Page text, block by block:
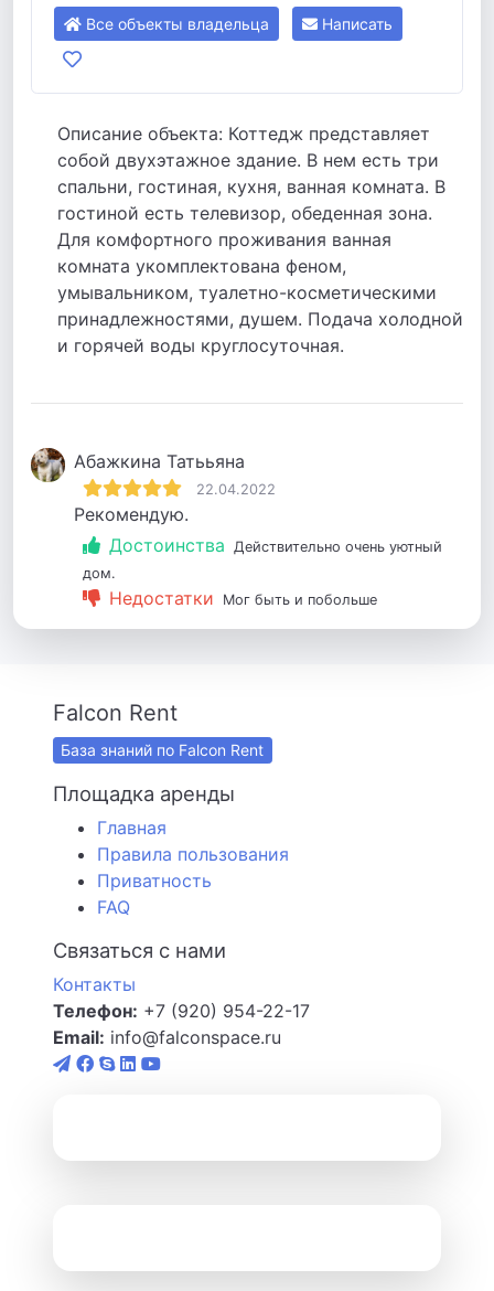
Все объекты владельца Написать
Описание объекта: Коттедж представляет
собой двухэтажное здание. В нем есть три
спальни, гостиная, кухня, ванная комната. В
гостиной есть телевизор, обеденная зона.
Для комфортного проживания ванная
комната укомплектована феном,
умывальником, туалетно-косметическими
принадлежностями, душем. Подача холодной
и горячей воды круглосуточная.
Абажкина Татььяна
22.04.2022
Рекомендую.
Достоинства
Действительно очень уютный
дом.
Недостатки Мог быть и побольше
Falcon Rent
База знаний по Falcon Rent
Площадка аренды
Главная
Правила пользования
Приватность
FAQ
Связаться с нами
Контакты
Телефон: +7 (920) 954-22-17
Email: info@falconspace.ru